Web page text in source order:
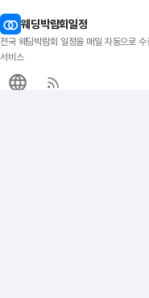
웨딩박람회일정
전국 웨딩박람회 일정을 매일 자동으로
서비스
이지티켓